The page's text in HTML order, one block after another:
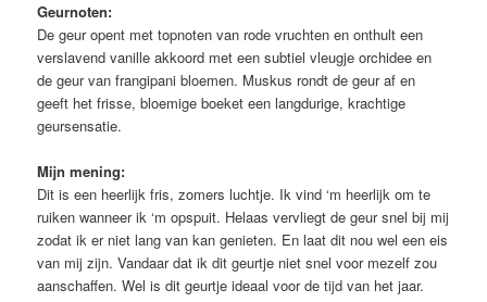
Geurnoten:
De geur opent met topnoten van rode vruchten en onthult een
verslavend vanille akkoord met een subtiel vleugje orchidee en
de geur van frangipani bloemen. Muskus rondt de geur af en
geeft het frisse, bloemige boeket een langdurige, krachtige
geursensatie.
Mijn mening:
Dit is een heerlijk fris, zomers luchtje. Ik vind ‘m heerlijk om te
ruiken wanneer ik ‘m opspuit. Helaas vervliegt de geur snel bij mij
zodat ik er niet lang van kan genieten. En laat dit nou wel een eis
van mij zijn. Vandaar dat ik dit geurtje niet snel voor mezelf zou
aanschaffen. Wel is dit geurtje ideaal voor de tijd van het jaar.